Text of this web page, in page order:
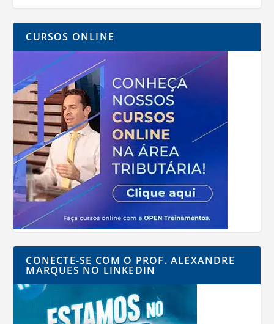
CURSOS ONLINE
CONECTE-SE COM O PROF. ALEXANDRE
MARQUES NO LINKEDIN